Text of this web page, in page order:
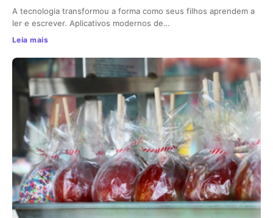
A tecnologia transformou a forma como seus filhos aprendem a
ler e escrever. Aplicativos modernos de…
Leia mais